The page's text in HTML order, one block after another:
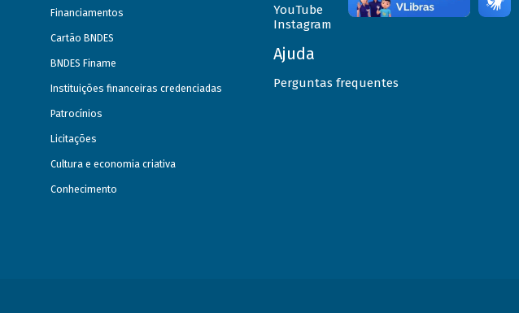
Financiamentos
Cartão BNDES
BNDES Finame
Instituições financeiras credenciadas
Patrocínios
Licitações
Cultura e economia criativa
Conhecimento
YouTube
Instagram
Ajuda
Perguntas frequentes